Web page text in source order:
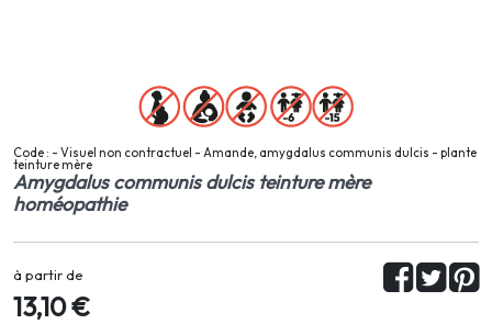
Code : - Visuel non contractuel - Amande, amygdalus communis dulcis - plante
teinture mère
Amygdalus communis dulcis teinture mère
homéopathie
à partir de
13,10 €